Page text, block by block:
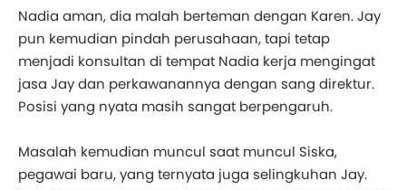
Nadia aman, dia malah berteman dengan Karen. Jay
pun kemudian pindah perusahaan, tapi tetap
menjadi konsultan di tempat Nadia kerja mengingat
jasa Jay dan perkawanannya dengan sang direktur.
Posisi yang nyata masih sangat berpengaruh.
Masalah kemudian muncul saat muncul Siska,
pegawai baru, yang ternyata juga selingkuhan Jay.